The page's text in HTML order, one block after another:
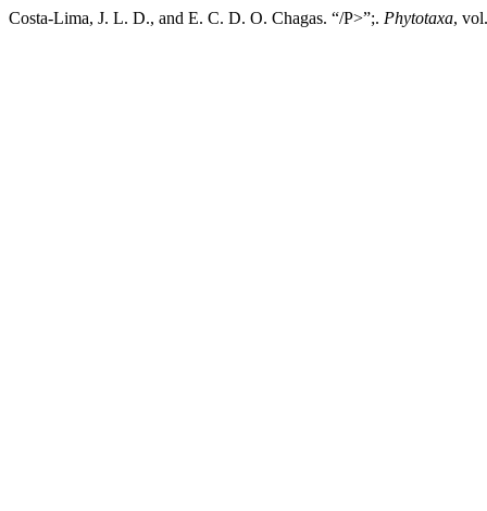
Costa-Lima, J. L. D., and E. C. D. O. Chagas. “/P>”;. Phytotaxa,